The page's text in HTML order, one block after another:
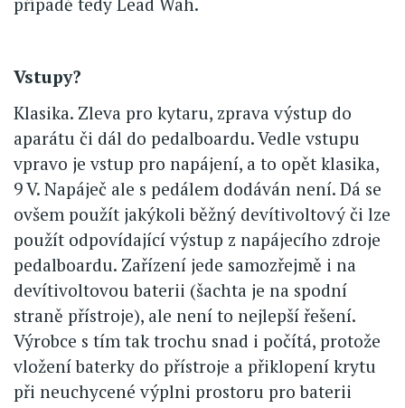
Vstupy?
Klasika. Zleva pro kytaru, zprava výstup do
aparátu či dál do pedalboardu. Vedle vstupu
vpravo je vstup pro napájení, a to opět klasika,
9 V. Napáječ ale s pedálem dodáván není. Dá se
ovšem použít jakýkoli běžný devítivoltový či lze
použít odpovídající výstup z napájecího zdroje
pedalboardu. Zařízení jede samozřejmě i na
devítivoltovou baterii (šachta je na spodní
straně přístroje), ale není to nejlepší řešení.
Výrobce s tím tak trochu snad i počítá, protože
vložení baterky do přístroje a přiklopení krytu
při neuchycené výplni prostoru pro baterii